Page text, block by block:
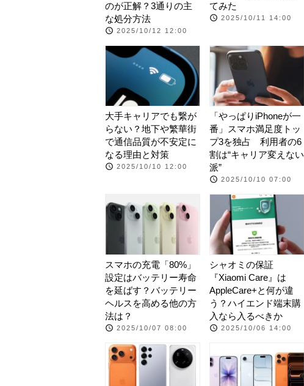
のが正解？3通りの主
な処分方法
2025/10/12 12:00
てみた
2025/10/11 14:00
大手キャリアでも繋が
らない？地下や繁華街
で通信品質が不安定に
なる理由と対策
2025/10/10 12:00
「やっぱりiPhoneが一
番」スマホ満足度トッ
プ3を独占 利用者の6
割は“キャリア変えない
派”
2025/10/10 07:00
スマホの充電「80%」
設定はバッテリー寿命
を延ばす？バッテリー
ヘルスを高める他の方
法は？
2025/10/07 08:00
シャオミの保証
『Xiaomi Care』は
AppleCare+と何が違
う？ハイエンド端末購
入なら入るべきか
2025/10/06 14:00